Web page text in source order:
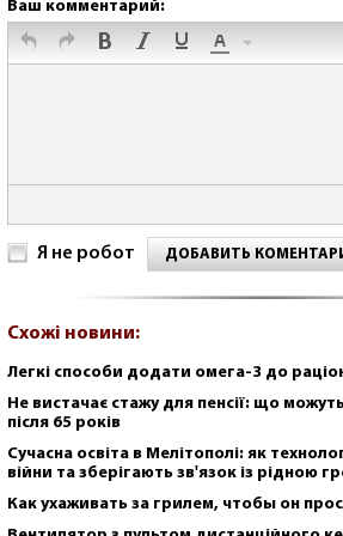
Ваш комментарий:
Я не робот ДОБАВИТЬ
Схожі новини:
Легкі способи додати омега-3 до
Не вистачає стажу для пенсії: що
після 65 років
Сучасна освіта в Мелітополі: як
війни та зберігають зв'язок із рідною
Как ухаживать за грилем, чтобы он